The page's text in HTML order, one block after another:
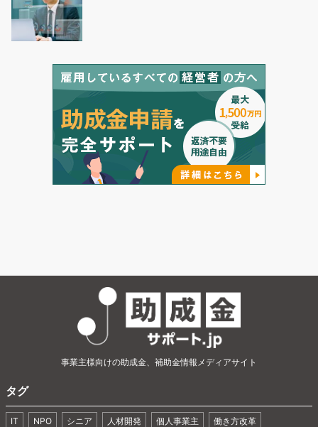
事業主様向けの助成金、補助金情報メディアサイト
タグ
IT NPO シニア 人材開発 個人事業主 働き方改革